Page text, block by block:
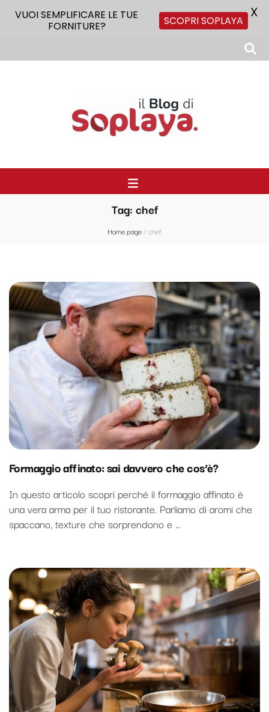
Tag: chef
Home page/chef
Formaggio affinato: sai davvero che cos’è?
In questo articolo scopri perché il formaggio affinato è
una vera arma per il tuo ristorante. Parliamo di aromi che
spaccano, texture che sorprendono e …
VUOI SEMPLIFICARE LE TUE
FORNITURE?
SCOPRI SOPLAYA X